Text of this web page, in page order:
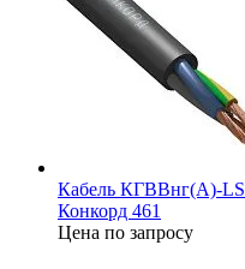
Кабель КГВВнг(А)-LS
Конкорд 461
Цена по запросу